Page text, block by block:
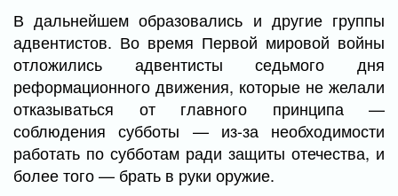
В дальнейшем образовались и другие группы
адвентистов. Во время Первой мировой войны
отложились адвентисты седьмого дня
реформационного движения, которые не желали
отказываться от главного принципа —
соблюдения субботы — из-за необходимости
работать по субботам ради защиты отечества, и
более того — брать в руки оружие.